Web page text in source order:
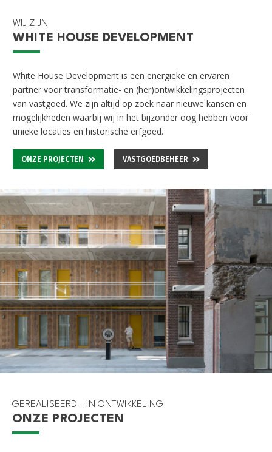
WIJ ZIJN
WHITE HOUSE DEVELOPMENT
White House Development is een energieke en ervaren
partner voor transformatie- en (her)ontwikkelingsprojecten
van vastgoed. We zijn altijd op zoek naar nieuwe kansen en
mogelijkheden waarbij wij in het bijzonder oog hebben voor
unieke locaties en historische erfgoed.
ONZE PROJECTEN VASTGOEDBEHEER
GEREALISEERD – IN ONTWIKKELING
ONZE PROJECTEN
GOUDA